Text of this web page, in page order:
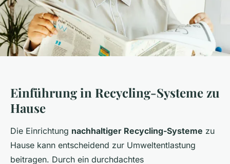
Einführung in Recycling-Systeme zu
Hause
Die Einrichtung nachhaltiger Recycling-Systeme zu
Hause kann entscheidend zur Umweltentlastung
beitragen. Durch ein durchdachtes